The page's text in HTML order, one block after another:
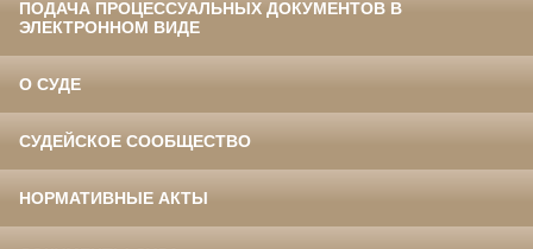
ПОДАЧА ПРОЦЕССУАЛЬНЫХ ДОКУМЕНТОВ В
ЭЛЕКТРОННОМ ВИДЕ
О СУДЕ
СУДЕЙСКОЕ СООБЩЕСТВО
НОРМАТИВНЫЕ АКТЫ